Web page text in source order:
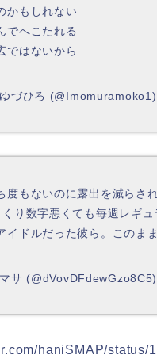
かもしれない
でへこたれる
ではないから
づひろ
度もないのに露出を減らさ
り数字悪くても毎週レギ
イドルだった彼ら。このま
サ (@dVovDFdewGzo8C5)
haniSMAP/status/